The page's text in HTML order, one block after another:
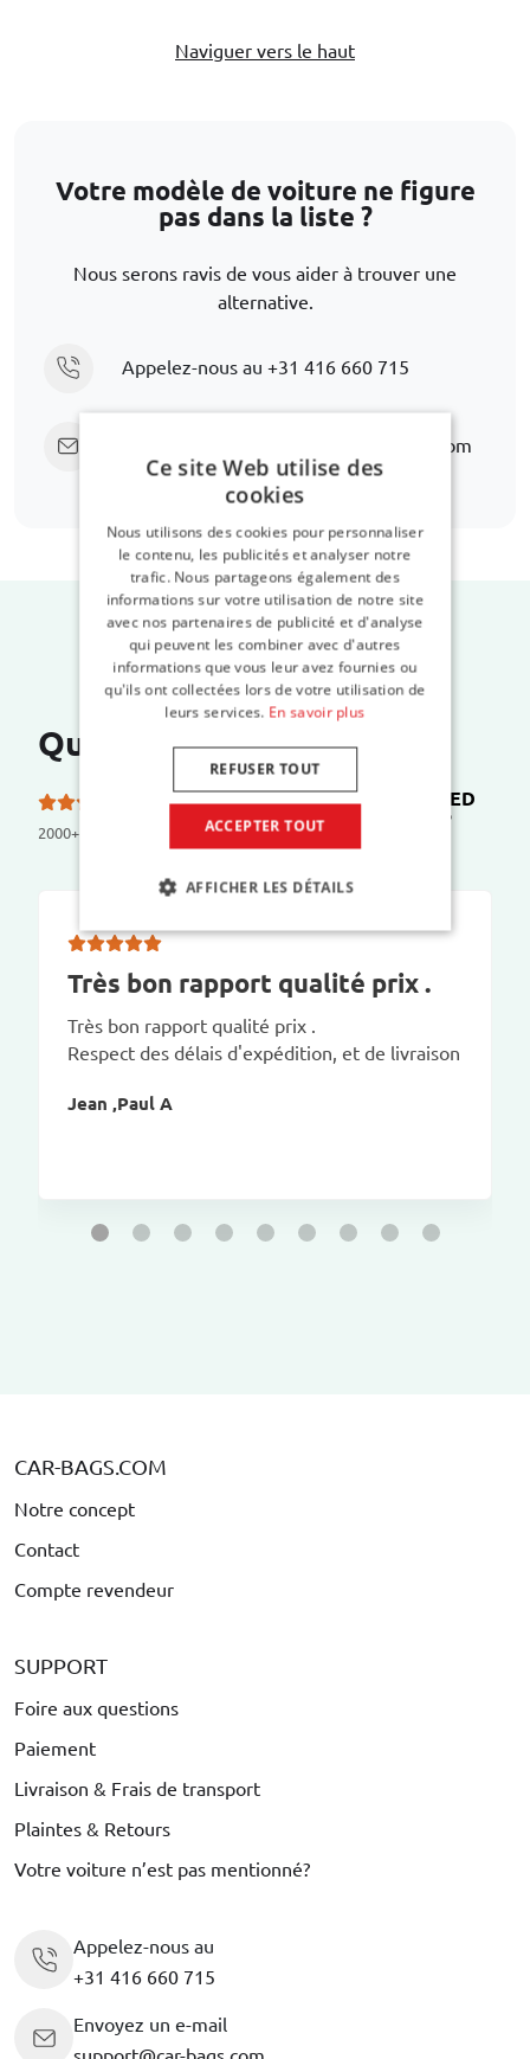
Naviguer vers le haut
Votre modèle de voiture ne figure
pas dans la liste ?
Nous serons ravis de vous aider à trouver une
alternative.
Appelez-nous au +31 416 660 715
support@car-bags.com
Que disent nos clients ?
2000+ reviews
5.0 etoiles sur 5 sur TRUSTED
SHOPS
Très bon rapport qualité prix .
Très bon rapport qualité prix .
Respect des délais d'expédition, et de livraison
Jean ,Paul A
CAR-BAGS.COM
Notre concept
Contact
Compte revendeur
SUPPORT
Foire aux questions
Paiement
Livraison & Frais de transport
Plaintes & Retours
Votre voiture n’est pas mentionné?
Appelez-nous au
+31 416 660 715
Envoyez un e-mail
Ce site Web utilise des
cookies
Nous utilisons des cookies pour personnaliser
le contenu, les publicités et analyser notre
trafic. Nous partageons également des
informations sur votre utilisation de notre site
avec nos partenaires de publicité et d'analyse
qui peuvent les combiner avec d'autres
informations que vous leur avez fournies ou
qu'ils ont collectées lors de votre utilisation de
leurs services. En savoir plus
ACCEPTER TOUT
REFUSER TOUT
AFFICHER LES DÉTAILS